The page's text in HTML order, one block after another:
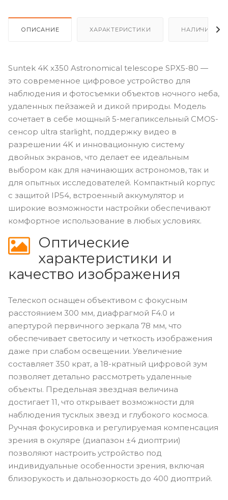
ОПИСАНИЕ ХАРАКТЕРИСТИКИ НАЛИЧИЕ
Suntek 4K x350 Astronomical telescope SPX5-80 —
это современное цифровое устройство для
наблюдения и фотосъемки объектов ночного неба,
удаленных пейзажей и дикой природы. Модель
сочетает в себе мощный 5-мегапиксельный CMOS-
сенсор ultra starlight, поддержку видео в
разрешении 4K и инновационную систему
двойных экранов, что делает ее идеальным
выбором как для начинающих астрономов, так и
для опытных исследователей. Компактный корпус
с защитой IP54, встроенный аккумулятор и
широкие возможности настройки обеспечивают
комфортное использование в любых условиях.
Оптические
характеристики и
качество изображения
Телескоп оснащен объективом с фокусным
расстоянием 300 мм, диафрагмой F4.0 и
апертурой первичного зеркала 78 мм, что
обеспечивает светосилу и четкость изображения
даже при слабом освещении. Увеличение
составляет 350 крат, а 18-кратный цифровой зум
позволяет детально рассмотреть удаленные
объекты. Предельная звездная величина
достигает 11, что открывает возможности для
наблюдения тусклых звезд и глубокого космоса.
Ручная фокусировка и регулируемая компенсация
зрения в окуляре (диапазон ±4 диоптрии)
позволяют настроить устройство под
индивидуальные особенности зрения, включая
близорукость и дальнозоркость до 400 диоптрий.